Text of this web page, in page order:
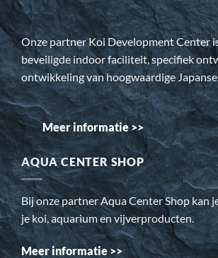
Onze partner Koi Development Center
beveiligde indoor faciliteit, specifiek
ontwikkeling van hoogwaardige
Meer informatie >>
AQUA CENTER SHOP
Bij onze partner Aqua Center Shop kan
je koi, aquarium en vijverproducten.
Meer informatie >>